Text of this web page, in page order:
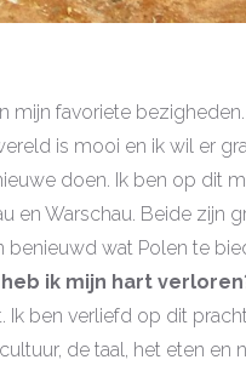
mijn favoriete
is mooi en ik wil er
doen. Ik ben op dit
en Warschau. Beide
benieuwd wat Polen te
ik mijn hart
Ik ben verliefd op dit
de taal, het eten en